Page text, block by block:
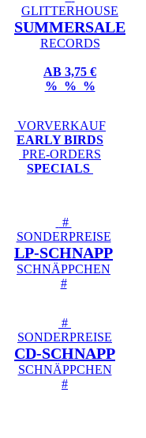
GLITTERHOUSE
SUMMERSALE
RECORDS
AB 3,75 €
% % %
VORVERKAUF
EARLY BIRDS
PRE-ORDERS
SPECIALS
#
SONDERPREISE
LP-SCHNAPP
SCHNÄPPCHEN
#
#
SONDERPREISE
CD-SCHNAPP
SCHNÄPPCHEN
#